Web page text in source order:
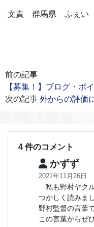
文責 群馬県 ふぇい
前の記事
【募集！】ブログ・ボ
次の記事 外からの評価
4 件のコメント
かずず
2021年11月26日
私も野村ヤク
つかしく読みま
野村監督の言葉
この言葉からぜ